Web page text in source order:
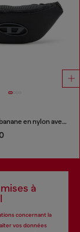
Holi-D - Sac banane en nylon avec poche intérieure
à
concernant la
vos données